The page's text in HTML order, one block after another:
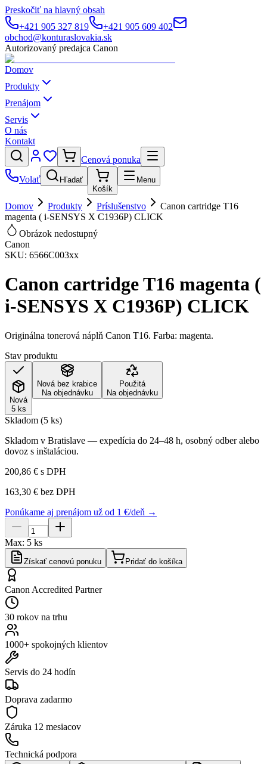
Preskočiť na hlavný obsah
+421 905 327 819
+421 905 609 402
obchod@konturaslovakia.sk
Autorizovaný predajca Canon
Domov
Produkty
Prenájom
Servis
O nás
Kontakt
Cenová ponuka
Volať
Hľadať
Košík
Menu
Domov Produkty Príslušenstvo
Canon cartridge T16
magenta ( i-SENSYS X C1936P) CLICK
Obrázok nedostupný
Canon
SKU: 6566C003xx
Canon cartridge T16 magenta (
i-SENSYS X C1936P) CLICK
Originálna tonerová náplň Canon T16. Farba: magenta.
Stav produktu
Nová
5 ks
Nová bez krabice
Na objednávku
Použitá
Na objednávku
Skladom (5 ks)
Skladom v Bratislave — expedícia do 24–48 h, osobný odber alebo
dovoz s inštaláciou.
200,86 € s DPH
163,30 € bez DPH
Ponúkame aj prenájom už od 1 €/deň →
Max: 5 ks
Získať cenovú ponuku Pridať do košíka
Canon Accredited Partner
30 rokov na trhu
1000+ spokojných klientov
Servis do 24 hodín
Doprava zadarmo
Záruka 12 mesiacov
Technická podpora